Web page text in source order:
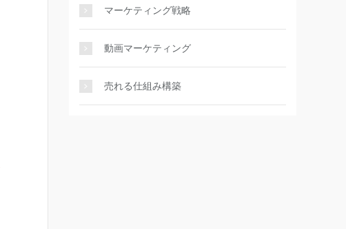
マーケティング戦略
動画マーケティング
売れる仕組み構築